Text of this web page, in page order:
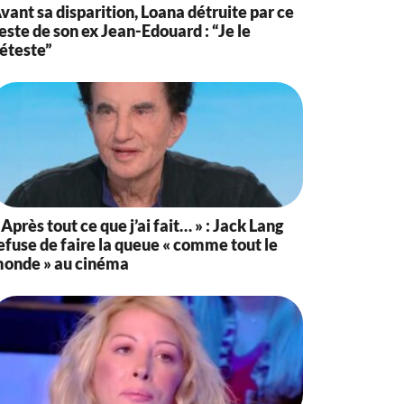
sa disparition, Loana détruite par ce
de son ex Jean-Edouard : “Je le
Après tout ce que j’ai fait… » : Jack Lang
de faire la queue « comme tout le
» au cinéma